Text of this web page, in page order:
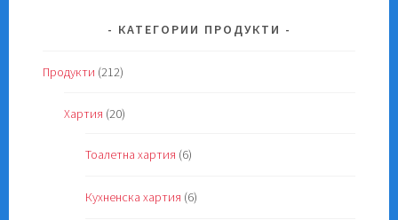
КАТЕГОРИИ ПРОДУКТИ
Продукти (212)
Хартия (20)
Тоалетна хартия (6)
Кухненска хартия (6)